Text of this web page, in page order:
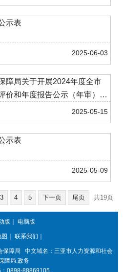
示表
2025-06-03
障局关于开展2024年度全市
价和年度报告公示（年审）工
2025-05-15
示表
2025-05-09
3 4 5 下一页 尾页 共19页
跳转至
第1页
版 电脑版
联系我们
保障局
中文域名：三亚市人力资源和社会
障局.政务
：0898-88869105